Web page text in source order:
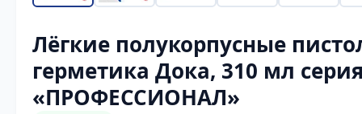
Лёгкие полукорпусные
герметика Дока, 310 мл
«ПРОФЕССИОНАЛ»